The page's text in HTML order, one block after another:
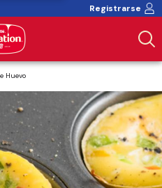
Registrarse
Huevo